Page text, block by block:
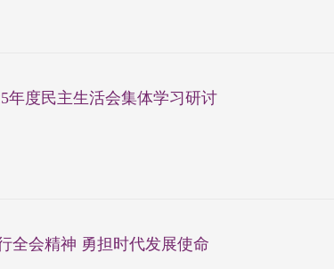
年度民主生活会集体学习研讨
全会精神 勇担时代发展使命